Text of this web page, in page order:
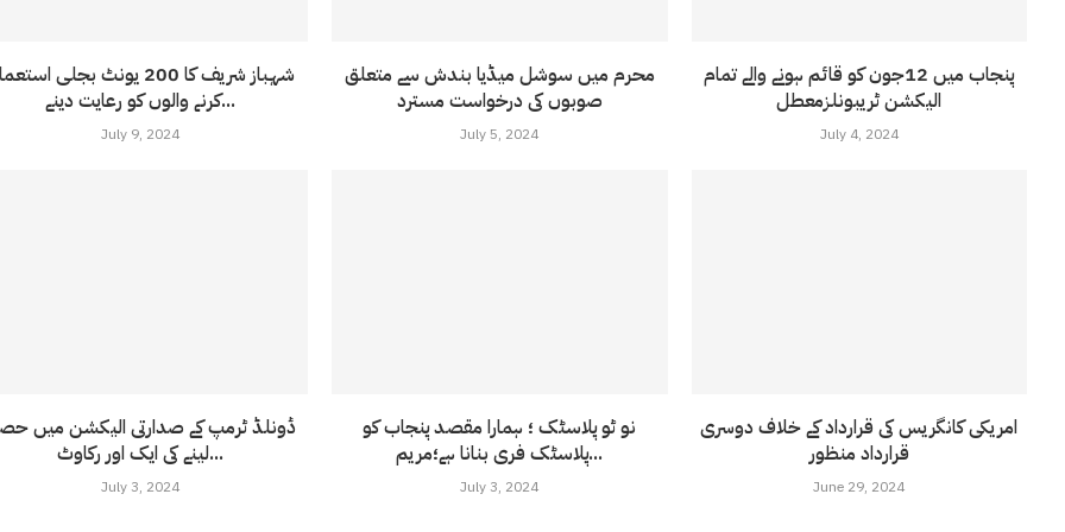
شہباز شریف کا 200 یونٹ بجلی
کرنے والوں کو رعایت دینے...
July 9, 2024
محرم میں سوشل میڈیا بندش سے متعلق
صوبوں کی درخواست مسترد
July 5, 2024
پنجاب میں 12جون کو قائم ہونے والے تمام
الیکشن ٹریبونلزمعطل
July 4, 2024
ڈونلڈ ٹرمپ کے صدارتی الیکشن میں
لینے کی ایک اور رکاوٹ...
July 3, 2024
نو ٹو پلاسٹک ؛ ہمارا مقصد پنجاب کو
پلاسٹک فری بنانا ہے؛مریم...
July 3, 2024
امریکی کانگریس کی قرارداد کے خلاف دوسری
قرارداد منظور
June 29, 2024